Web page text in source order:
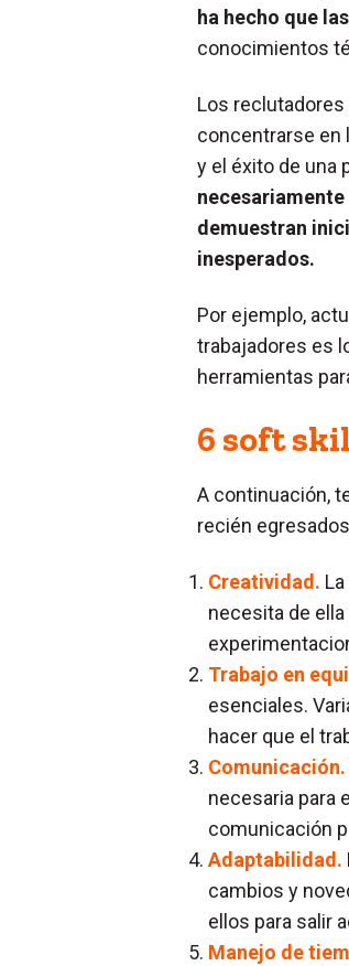
ha hecho que
conocimientos
Los
concentrarse en
y el éxito de una
demuestran
inesperados.
Por ejemplo,
trabajadores es
herramientas
6 soft
A continuación,
recién
Creatividad.
necesita de
Trabajo en
esenciales.
hacer que el
Comunicación.
necesaria para
comunicación
Adaptabilidad.
cambios y
ellos para salir
Manejo de